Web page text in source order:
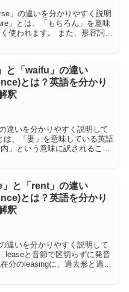
」の違いを分かりやすく説明
使われます。 また、形容詞で
と「waifu」の違い
とは？英語を分かり
釈
違いを分かりやすく説明して
」という意味に訳されること
」と「rent」の違い
とは？英語を分かり
釈
違いを分かりやすく説明して
分のleasingに、過去形と過去